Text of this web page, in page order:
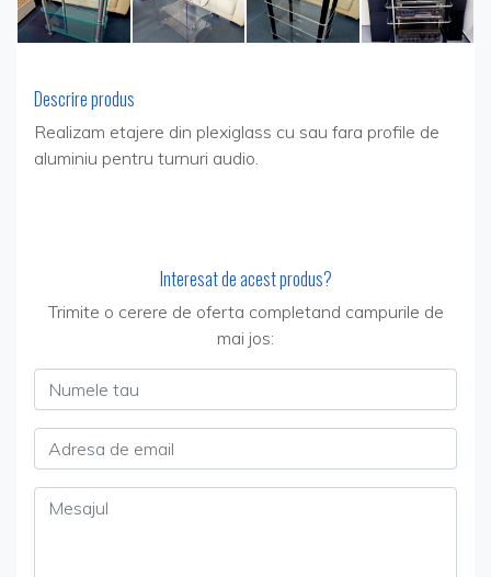
Descrire produs
Realizam etajere din plexiglass cu sau fara profile de
aluminiu pentru turnuri audio.
Interesat de acest produs?
Trimite o cerere de oferta completand campurile de
mai jos: